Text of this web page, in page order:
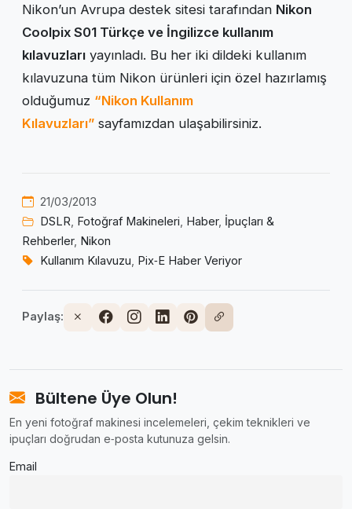
Nikon’un Avrupa destek sitesi tarafından Nikon
Coolpix S01 Türkçe ve İngilizce kullanım
kılavuzları yayınladı. Bu her iki dildeki kullanım
kılavuzuna tüm Nikon ürünleri için özel hazırlamış
olduğumuz “Nikon Kullanım
Kılavuzları” sayfamızdan ulaşabilirsiniz.
21/03/2013
DSLR, Fotoğraf Makineleri, Haber, İpuçları &
Rehberler, Nikon
Kullanım Kılavuzu, Pix‑E Haber Veriyor
Paylaş:
Bültene Üye Olun!
En yeni fotoğraf makinesi incelemeleri, çekim teknikleri ve
ipuçları doğrudan e‑posta kutunuza gelsin.
Email